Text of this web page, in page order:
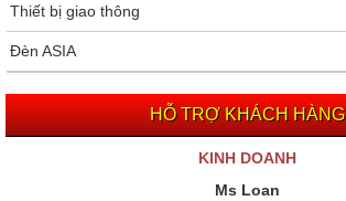
Thiết bị giao thông
Đèn ASIA
HỖ TRỢ KHÁCH HÀNG
KINH DOANH
Ms Loan